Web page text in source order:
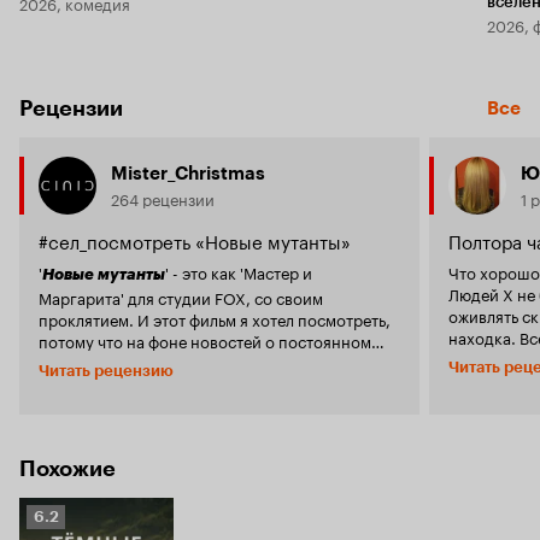
2026,
Рецензии Все
Mister_Christmas
264 рецензии
#сел_посмотреть «Новые мутанты»
'Новые мутанты' - это как 'Мастер и
Маргарита' для студии FOX, со своим
проклятием. И этот фильм я хотел посмотреть,
потому что на фоне новостей о постоянном
переносе премьеры появился интерес. Кроме
того, нам обещали первый супергеройский
круто, будет о чем написать
оценками я максимально занизил ожидания.
Это плохой фильм. Просто плохой. История о
Читать рецензию
1
Полтора
Что
Людей Х не
оживлять
находка. Все остальное... либо вызывает
усмешку
либо
Читать
Похожие
Рейтинг
6.2